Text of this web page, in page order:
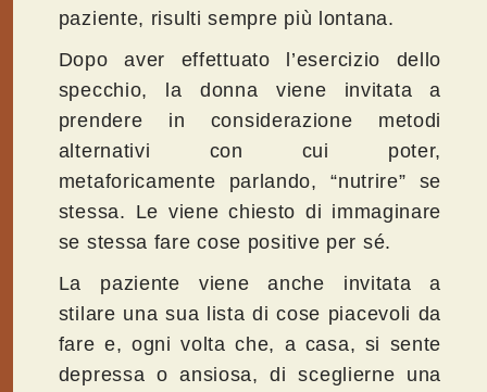
paziente, risulti sempre più lontana.
Dopo aver effettuato l’esercizio dello
specchio, la donna viene invitata a
prendere in considerazione metodi
alternativi con cui poter,
metaforicamente parlando, “nutrire” se
stessa. Le viene chiesto di immaginare
se stessa fare cose positive per sé.
La paziente viene anche invitata a
stilare una sua lista di cose piacevoli da
fare e, ogni volta che, a casa, si sente
depressa o ansiosa, di sceglierne una